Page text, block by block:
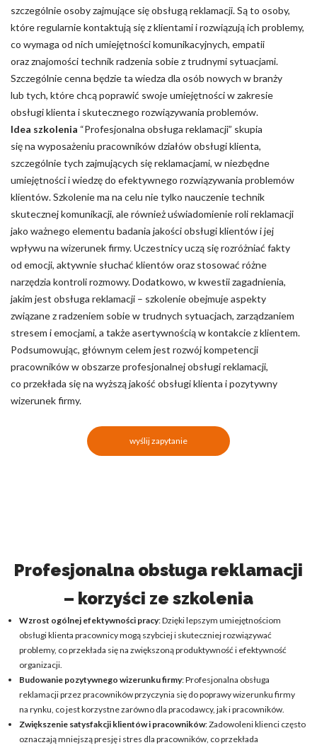
szczególnie osoby zajmujące się obsługą reklamacji. Są to osoby,
które regularnie kontaktują się z klientami i rozwiązują ich problemy,
co wymaga od nich umiejętności komunikacyjnych, empatii
oraz znajomości technik radzenia sobie z trudnymi sytuacjami.
Szczególnie cenna będzie ta wiedza dla osób nowych w branży
lub tych, które chcą poprawić swoje umiejętności w zakresie
obsługi klienta i skutecznego rozwiązywania problemów.
Idea szkolenia “Profesjonalna obsługa reklamacji” skupia
się na wyposażeniu pracowników działów obsługi klienta,
szczególnie tych zajmujących się reklamacjami, w niezbędne
umiejętności i wiedzę do efektywnego rozwiązywania problemów
klientów. Szkolenie ma na celu nie tylko nauczenie technik
skutecznej komunikacji, ale również uświadomienie roli reklamacji
jako ważnego elementu badania jakości obsługi klientów i jej
wpływu na wizerunek firmy. Uczestnicy uczą się rozróżniać fakty
od emocji, aktywnie słuchać klientów oraz stosować różne
narzędzia kontroli rozmowy. Dodatkowo, w kwestii zagadnienia,
jakim jest obsługa reklamacji – szkolenie obejmuje aspekty
związane z radzeniem sobie w trudnych sytuacjach, zarządzaniem
stresem i emocjami, a także asertywnością w kontakcie z klientem.
Podsumowując, głównym celem jest rozwój kompetencji
pracowników w obszarze profesjonalnej obsługi reklamacji,
co przekłada się na wyższą jakość obsługi klienta i pozytywny
wizerunek firmy.
wyślij zapytanie
Profesjonalna obsługa reklamacji
– korzyści ze szkolenia
Wzrost ogólnej efektywności pracy: Dzięki lepszym umiejętnościom
obsługi klienta pracownicy mogą szybciej i skuteczniej rozwiązywać
problemy, co przekłada się na zwiększoną produktywność i efektywność
organizacji.
Budowanie pozytywnego wizerunku firmy: Profesjonalna obsługa
reklamacji przez pracowników przyczynia się do poprawy wizerunku firmy
na rynku, co jest korzystne zarówno dla pracodawcy, jak i pracowników.
Zwiększenie satysfakcji klientów i pracowników: Zadowoleni klienci często
oznaczają mniejszą presję i stres dla pracowników, co przekłada